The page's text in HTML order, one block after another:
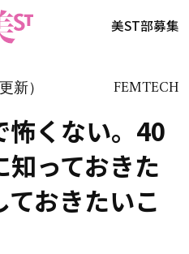
美ST部募集
新） FEMTECH
怖くない。40
っておきた
おきたいこ